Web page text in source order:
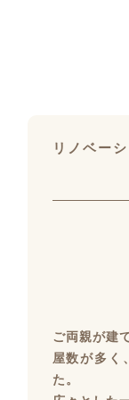
リノベー
ご両親が建
屋数が多く
た。